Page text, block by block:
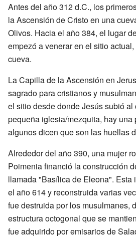
Antes del año 312 d.C., los
la Ascensión de Cristo en una
Olivos. Hacia el año 384, el lugar
empezó a venerar en el sitio
cueva.
La Capilla de la Ascensión en
sagrado para cristianos y
el sitio desde donde Jesús subió
pequeña iglesia/mezquita, hay una
algunos dicen que son las huellas
Alrededor del año 390, una mujer
Poimenia financió la construcción
llamada "Basílica de Eleona". Esta
el año 614 y reconstruida varias
fue destruida por los musulmanes,
estructura octogonal que se
fue adquirido por emisarios de